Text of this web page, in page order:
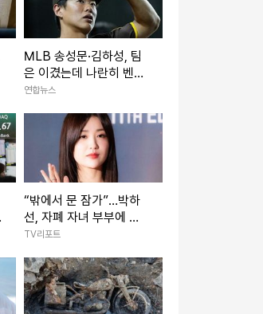
MLB 송성문·김하성, 팀
은 이겼는데 나란히 벤치
신세
연합뉴스
“밖에서 문 잠가”…박하
선, 자폐 자녀 부부에 공
감→7년 전 세상 떠난 동
TV리포트